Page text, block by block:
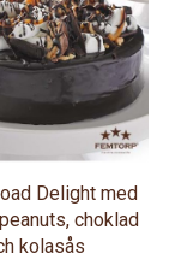
Delight med
choklad
kolasås